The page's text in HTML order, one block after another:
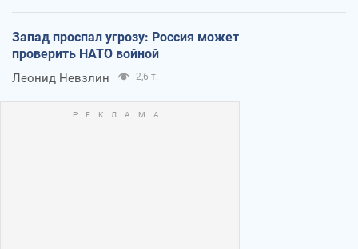
Запад проспал угрозу: Россия может
проверить НАТО войной
Леонид Невзлин 2,6 т.